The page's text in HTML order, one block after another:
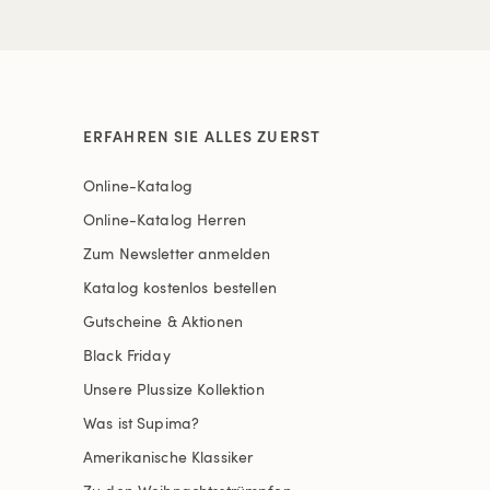
ERFAHREN SIE ALLES ZUERST
Online-Katalog
Online-Katalog Herren
Zum Newsletter anmelden
Katalog kostenlos bestellen
Gutscheine & Aktionen
Black Friday
Unsere Plussize Kollektion
Was ist Supima?
Amerikanische Klassiker